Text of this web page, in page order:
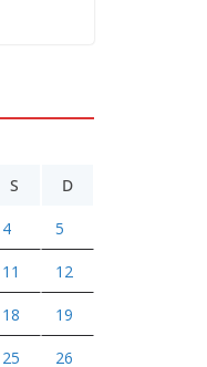
S D
4 5
11 12
18 19
25 26